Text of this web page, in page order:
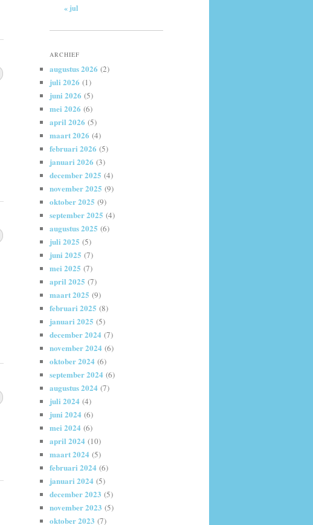
« jul
ARCHIEF
augustus 2026 (2)
juli 2026 (1)
juni 2026 (5)
mei 2026 (6)
april 2026 (5)
maart 2026 (4)
februari 2026 (5)
januari 2026 (3)
december 2025 (4)
november 2025 (9)
oktober 2025 (9)
september 2025 (4)
augustus 2025 (6)
juli 2025 (5)
juni 2025 (7)
mei 2025 (7)
april 2025 (7)
maart 2025 (9)
februari 2025 (8)
januari 2025 (5)
december 2024 (7)
november 2024 (6)
oktober 2024 (6)
september 2024 (6)
augustus 2024 (7)
juli 2024 (4)
juni 2024 (6)
mei 2024 (6)
april 2024 (10)
maart 2024 (5)
februari 2024 (6)
januari 2024 (5)
december 2023 (5)
november 2023 (5)
oktober 2023 (7)